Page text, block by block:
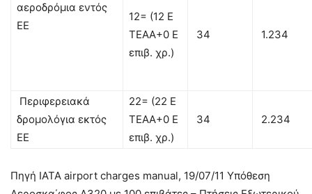
αεροδρόμια εντός
ΕΕ
12= (12 Ε
ΤΕΑΑ+0 Ε
επιβ. χρ.)
34 1.234
Περιφερειακά
δρομολόγια εκτός
ΕΕ
22= (22 Ε
ΤΕΑΑ+0 Ε
επιβ. χρ.)
34 2.234
Πηγή IATA airport charges manual, 19/07/11 Υπόθεση